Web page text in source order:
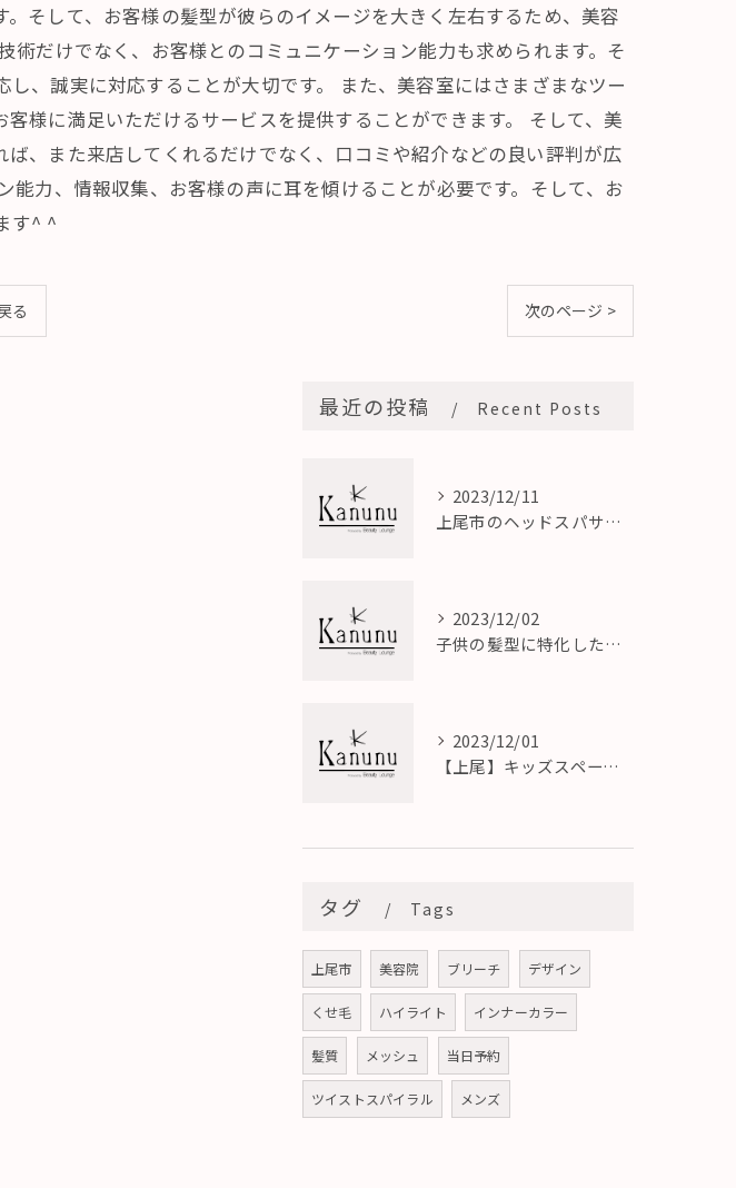
そして、お客様の髪型が彼らのイメージを大きく左右するため、美容
だけでなく、お客様とのコミュニケーション能力も求められます。そ
、誠実に対応することが大切です。 また、美容室にはさまざまなツー
様に満足いただけるサービスを提供することができます。 そして、美
、また来店してくれるだけでなく、口コミや紹介などの良い評判が広
力、情報収集、お客様の声に耳を傾けることが必要です。そして、お
す^ ^
る 次のページ >
最近の投稿 Recent Posts
2023/12/11
上尾市のヘッドスパサロン｜心地よいリラックスでストレス解消
2023/12/02
子供の髪型に特化したキッズカット専門美容室の魅力
2023/12/01
【上尾】キッズスペース完備の子供連れOKな美容室
タグ Tags
上尾市 美容院 ブリーチ デザイン
くせ毛 ハイライト インナーカラー
髪質 メッシュ 当日予約
ツイストスパイラル メンズ